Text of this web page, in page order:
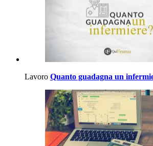
Lavoro Quanto guadagna un